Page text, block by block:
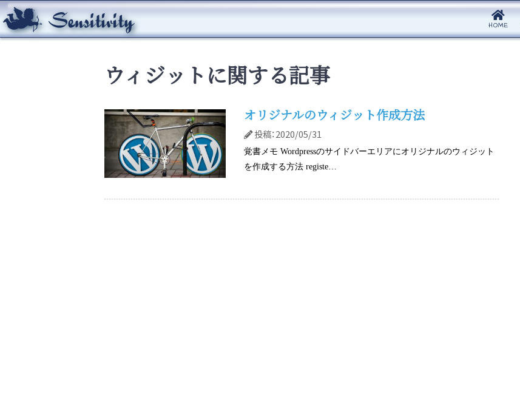
HOME
ウィジットに関する記事
オリジナルのウィジット作成方法
投稿：2020/05/31
覚書メモ Wordpressのサイドバーエリアにオリジナルのウィジット
を作成する方法 registe…